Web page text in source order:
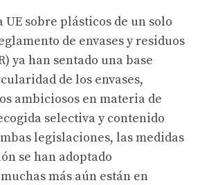
sobre plásticos de un solo
de envases y residuos
ya han sentado una base
de los envases,
ambiciosos en materia de
selectiva y contenido
legislaciones, las medidas
se han adoptado
más aún están en